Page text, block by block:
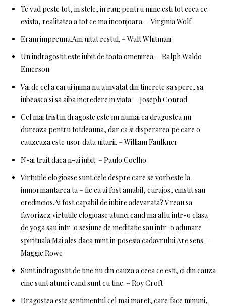
Te vad peste tot, in stele, in rau; pentru mine esti tot ceea ce
exista, realitatea a tot ce ma inconjoara. – Virginia Wolf
Eram impreuna.Am uitat restul. – Walt Whitman
Un indragostit este iubit de toata omenirea. – Ralph Waldo
Emerson
Vai de cel a carui inima nu a invatat din tinerete sa spere, sa
iubeasca si sa aiba incredere in viata. – Joseph Conrad
Cel mai trist in dragoste este nu numai ca dragostea nu
dureaza pentru totdeauna, dar ca si disperarea pe care o
cauzeaza este usor data uitarii. – William Faulkner
N-ai trait daca n-ai iubit. – Paulo Coelho
Virtutile elogioase sunt cele despre care se vorbeste la
inmormantarea ta – fie ca ai fost amabil, curajos, cinstit sau
credincios.Ai fost capabil de iubire adevarata? Vreau sa
favorizez virtutile elogioase atunci cand ma aflu intr-o clasa
de yoga sau intr-o sesiune de meditatie sau intr-o adunare
spirituala.Mai ales daca mint in posesia cadavrului.Are sens. –
Maggie Rowe
Sunt indragostit de tine nu din cauza a ceea ce esti, ci din cauza
cine sunt atunci cand sunt cu tine. – Roy Croft
Dragostea este sentimentul cel mai maret, care face minuni,